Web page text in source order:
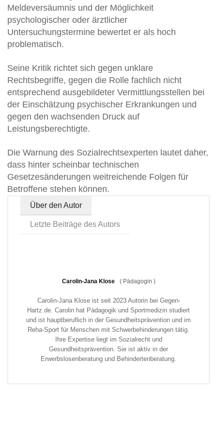
Meldeversäumnis und der Möglichkeit
psychologischer oder ärztlicher
Untersuchungstermine bewertet er als hoch
problematisch.
Seine Kritik richtet sich gegen unklare
Rechtsbegriffe, gegen die Rolle fachlich nicht
entsprechend ausgebildeter Vermittlungsstellen bei
der Einschätzung psychischer Erkrankungen und
gegen den wachsenden Druck auf
Leistungsberechtigte.
Die Warnung des Sozialrechtsexperten lautet daher,
dass hinter scheinbar technischen
Gesetzesänderungen weitreichende Folgen für
Betroffene stehen können.
Über den Autor
Letzte Beiträge des Autors
Carolin-Jana Klose (Pädagogin )
Carolin-Jana Klose ist seit 2023 Autorin bei Gegen-
Hartz.de. Carolin hat Pädagogik und Sportmedizin studiert
und ist hauptberuflich in der Gesundheitsprävention und im
Reha-Sport für Menschen mit Schwerbehinderungen tätig.
Ihre Expertise liegt im Sozialrecht und
Gesundheitsprävention. Sie ist aktiv in der
Erwerbslosenberatung und Behindertenberatung.